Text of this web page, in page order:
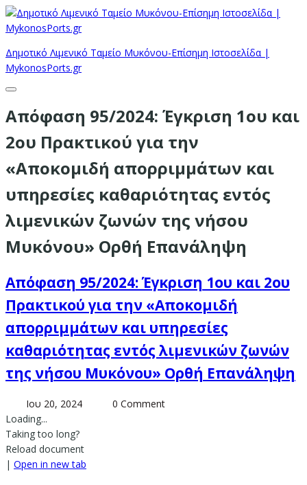
Δημοτικό Λιμενικό Ταμείο Μυκόνου-Επίσημη Ιστοσελίδα |
MykonosPorts.gr
Απόφαση 95/2024: Έγκριση 1ου και
2ου Πρακτικού για την
«Αποκομιδή απορριμμάτων και
υπηρεσίες καθαριότητας εντός
λιμενικών ζωνών της νήσου
Μυκόνου» Ορθή Επανάληψη
Απόφαση 95/2024: Έγκριση 1ου και 2ου
Πρακτικού για την «Αποκομιδή
απορριμμάτων και υπηρεσίες
καθαριότητας εντός λιμενικών ζωνών
της νήσου Μυκόνου» Ορθή Επανάληψη
Ιου 20, 2024
0 Comment
Loading...
Taking too long?
Reload document
| Open in new tab